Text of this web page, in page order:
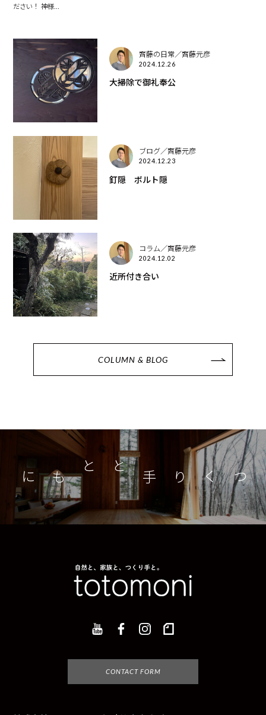
ださい！ 神様...
齊藤の日常／齊藤元彦
2024.12.26
大掃除で御礼奉公
ブログ／齊藤元彦
2024.12.23
釘隠 ボルト隠
コラム／齊藤元彦
2024.12.02
近所付き合い
COLUMN & BLOG
つくり手とともに
CONTACT FORM